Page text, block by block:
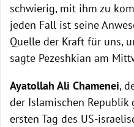
schwierig, mit ihm zu
jeden Fall ist seine
Quelle der Kraft für uns,
sagte Pezeshkian am
Ayatollah Ali Chamenei,
der Islamischen Republik
ersten Tag des US-